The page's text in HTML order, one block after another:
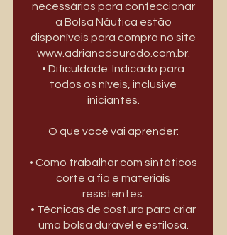
necessários para confeccionar
a Bolsa Náutica estão
disponíveis para compra no site
www.adrianadourado.com.br.
• Dificuldade: Indicado para
todos os níveis, inclusive
iniciantes.
O que você vai aprender:
• Como trabalhar com sintéticos
corte a fio e materiais
resistentes.
• Técnicas de costura para criar
uma bolsa durável e estilosa.